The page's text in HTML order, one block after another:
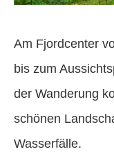
Am Fjordcenter
bis zum
der Wanderung
schönen
Wasserfälle.